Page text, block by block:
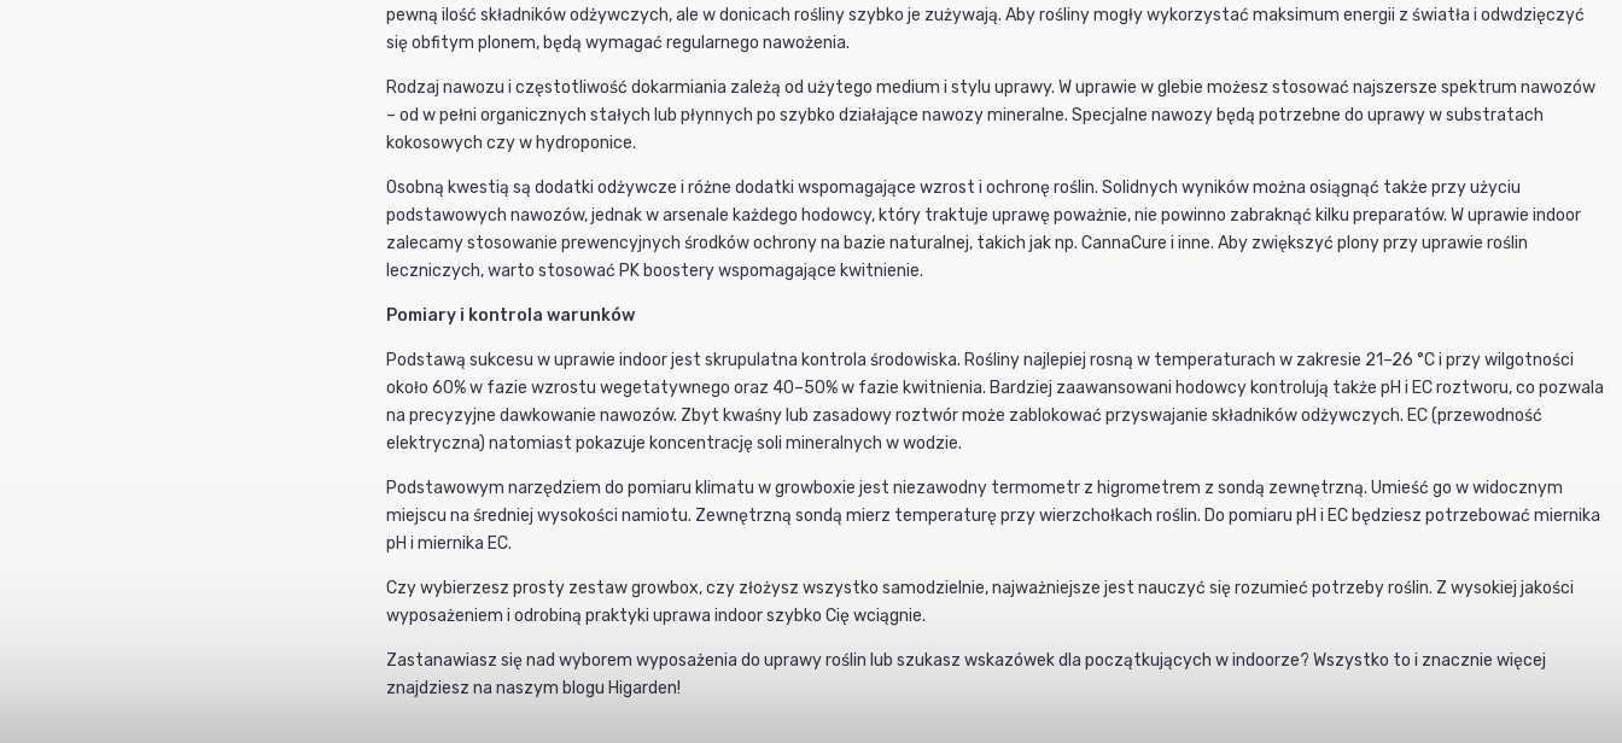
pewną ilość składników odżywczych, ale w donicach rośliny szybko je zużywają. Aby rośliny mogły wykorzystać maksimum energii z światła i odwdzięczyć
się obfitym plonem, będą wymagać regularnego nawożenia.
Rodzaj nawozu i częstotliwość dokarmiania zależą od użytego medium i stylu uprawy. W uprawie w glebie możesz stosować najszersze spektrum nawozów
– od w pełni organicznych stałych lub płynnych po szybko działające nawozy mineralne. Specjalne nawozy będą potrzebne do uprawy w substratach
kokosowych czy w hydroponice.
Osobną kwestią są dodatki odżywcze i różne dodatki wspomagające wzrost i ochronę roślin. Solidnych wyników można osiągnąć także przy użyciu
podstawowych nawozów, jednak w arsenale każdego hodowcy, który traktuje uprawę poważnie, nie powinno zabraknąć kilku preparatów. W uprawie indoor
zalecamy stosowanie prewencyjnych środków ochrony na bazie naturalnej, takich jak np. CannaCure i inne. Aby zwiększyć plony przy uprawie roślin
leczniczych, warto stosować PK boostery wspomagające kwitnienie.
Pomiary i kontrola warunków
Podstawą sukcesu w uprawie indoor jest skrupulatna kontrola środowiska. Rośliny najlepiej rosną w temperaturach w zakresie 21–26 °C i przy wilgotności
około 60% w fazie wzrostu wegetatywnego oraz 40–50% w fazie kwitnienia. Bardziej zaawansowani hodowcy kontrolują także pH i EC roztworu, co pozwala
na precyzyjne dawkowanie nawozów. Zbyt kwaśny lub zasadowy roztwór może zablokować przyswajanie składników odżywczych. EC (przewodność
elektryczna) natomiast pokazuje koncentrację soli mineralnych w wodzie.
Podstawowym narzędziem do pomiaru klimatu w growboxie jest niezawodny termometr z higrometrem z sondą zewnętrzną. Umieść go w widocznym
miejscu na średniej wysokości namiotu. Zewnętrzną sondą mierz temperaturę przy wierzchołkach roślin. Do pomiaru pH i EC będziesz potrzebować miernika
pH i miernika EC.
Czy wybierzesz prosty zestaw growbox, czy złożysz wszystko samodzielnie, najważniejsze jest nauczyć się rozumieć potrzeby roślin. Z wysokiej jakości
wyposażeniem i odrobiną praktyki uprawa indoor szybko Cię wciągnie.
Zastanawiasz się nad wyborem wyposażenia do uprawy roślin lub szukasz wskazówek dla początkujących w indoorze? Wszystko to i znacznie więcej
znajdziesz na naszym blogu Higarden!